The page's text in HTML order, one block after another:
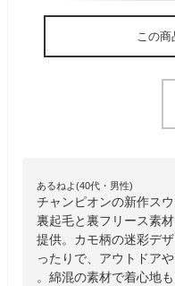
この
あるねよ(40代・男性)
チャンピオンの新作ス
裏起毛と裏フリース素
提供。カモ柄の迷彩デ
ったりで、アウトドア
。綿混の素材で着心地